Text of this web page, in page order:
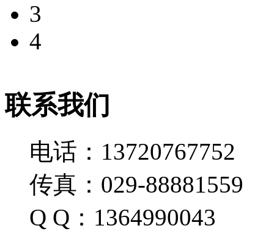
3
4
联系我们
电话：13720767752
传真：029-88881559
Q Q：1364990043